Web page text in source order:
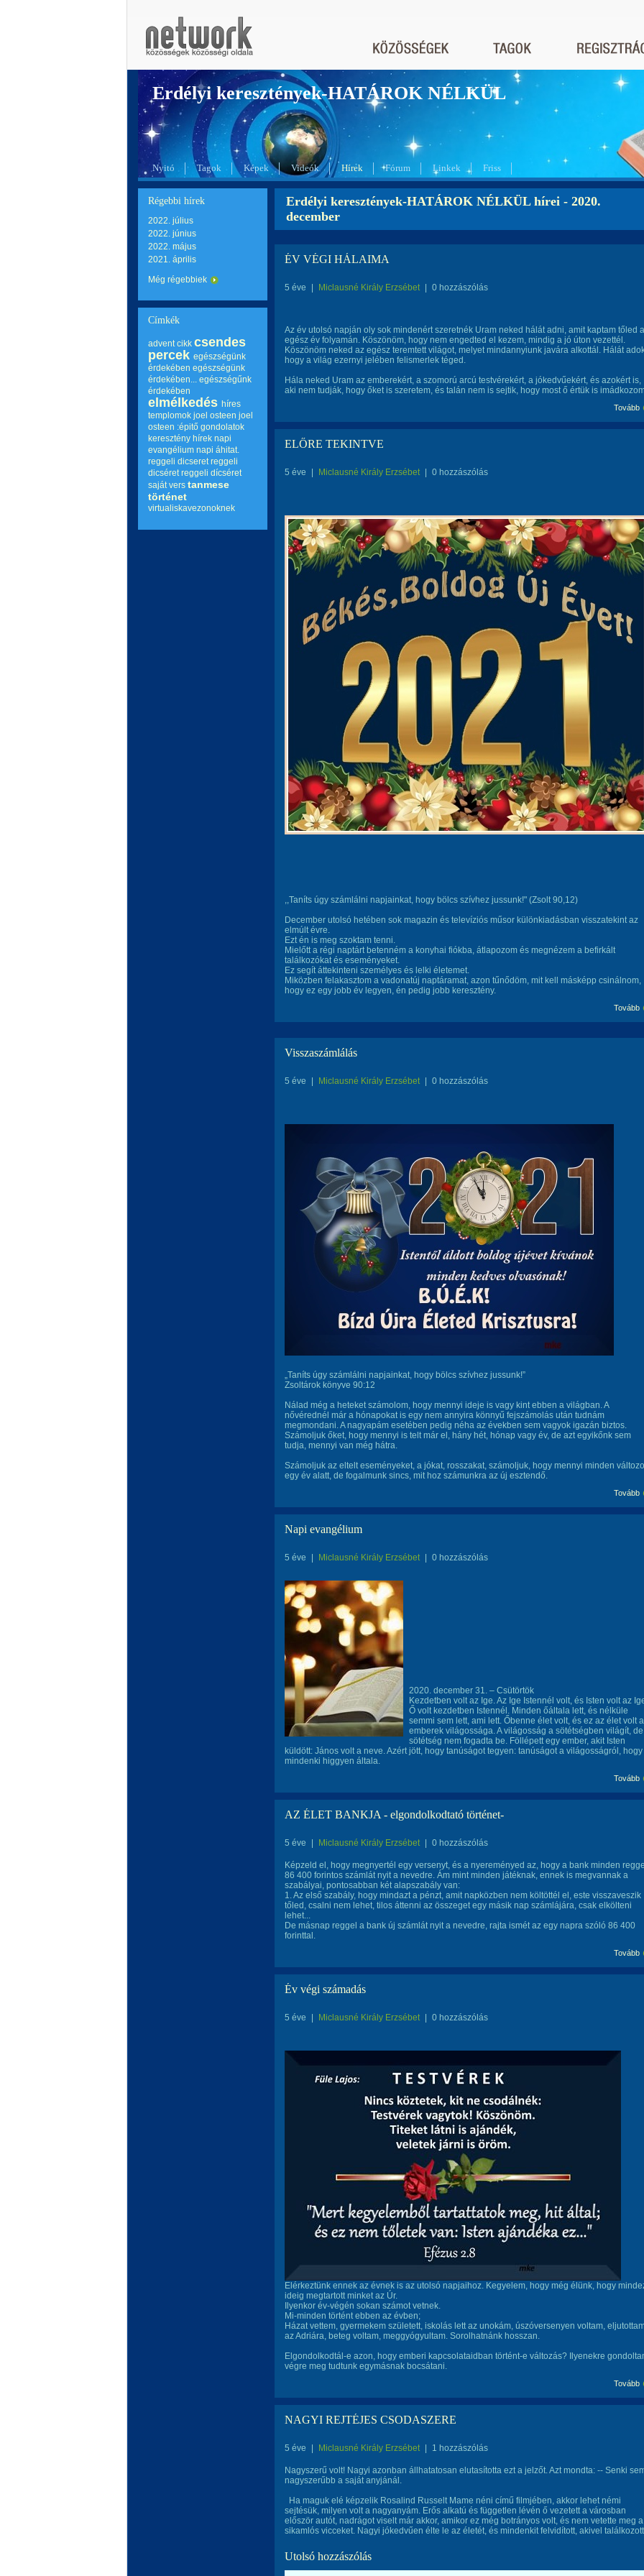
Erdélyi keresztények-HATÁROK NÉLKÜL
Nyitó Tagok Képek Videók Hírek Fórum Linkek Friss
Régebbi hírek
2022. július
2022. június
2022. május
2021. április
Még régebbiek
Címkék
advent cikk csendes
percek egészségünk
érdekében egészségünk
érdekében... egészségűnk
érdekében
elmélkedés híres
templomok joel osteen joel
osteen :épitő gondolatok
keresztény hírek napi
evangélium napi áhitat.
reggeli dicseret reggeli
dicséret reggeli dícséret
saját vers tanmese
történet
virtualiskavezonoknek
Erdélyi keresztények-HATÁROK NÉLKÜL hírei - 2020.
december
ÉV VÉGI HÁLAIMA
5 éve Miclausné Király Erzsébet 0 hozzászólás
Az év utolsó napján oly sok mindenért szeretnék Uram neked hálát adni, amit kaptam tőled
egész év folyamán. Köszönöm, hogy nem engedted el kezem, mindig a jó úton vezettél.
Köszönöm neked az egész teremtett világot, melyet mindannyiunk javára alkottál. Hálát
hogy a világ ezernyi jelében felismerlek téged.
Hála neked Uram az emberekért, a szomorú arcú testvérekért, a jókedvűekért, és azokért is,
aki nem tudják, hogy őket is szeretem, és talán nem is sejtik, hogy most ő értük is
Tovább
ELŐRE TEKINTVE
5 éve Miclausné Király Erzsébet 0 hozzászólás
,,Taníts úgy számlálni napjainkat, hogy bölcs szívhez jussunk!" (Zsolt 90,12)
December utolsó hetében sok magazin és televíziós műsor különkiadásban visszatekint az
elmúlt évre.
Ezt én is meg szoktam tenni.
Mielőtt a régi naptárt betenném a konyhai fiókba, átlapozom és megnézem a befirkált
találkozókat és eseményeket.
Ez segít áttekinteni személyes és lelki életemet.
Miközben felakasztom a vadonatúj naptáramat, azon tűnődöm, mit kell másképp csinálnom,
hogy ez egy jobb év legyen, én pedig jobb keresztény.
Tovább
Visszaszámlálás
5 éve Miclausné Király Erzsébet 0 hozzászólás
„Taníts úgy számlálni napjainkat, hogy bölcs szívhez jussunk!”
Zsoltárok könyve 90:12
Nálad még a heteket számolom, hogy mennyi ideje is vagy kint ebben a világban. A
nővérednél már a hónapokat is egy nem annyira könnyű fejszámolás után tudnám
megmondani. A nagyapám esetében pedig néha az években sem vagyok igazán biztos.
Számoljuk őket, hogy mennyi is telt már el, hány hét, hónap vagy év, de azt egyikőnk sem
tudja, mennyi van még hátra.
Számoljuk az eltelt eseményeket, a jókat, rosszakat, számoljuk, hogy mennyi minden
egy év alatt, de fogalmunk sincs, mit hoz számunkra az új esztendő.
Tovább
Napi evangélium
5 éve Miclausné Király Erzsébet 0 hozzászólás
2020. december 31. – Csütörtök
Kezdetben volt az Ige. Az Ige Istennél volt, és Isten volt az
Ő volt kezdetben Istennél. Minden őáltala lett, és nélküle
semmi sem lett, ami lett. Őbenne élet volt, és ez az élet volt
emberek világossága. A világosság a sötétségben világít,
sötétség nem fogadta be. Föllépett egy ember, akit Isten
küldött: János volt a neve. Azért jött, hogy tanúságot tegyen: tanúságot a világosságról, hogy
mindenki higgyen általa.
Tovább
AZ ÉLET BANKJA - elgondolkodtató történet-
5 éve Miclausné Király Erzsébet 0 hozzászólás
Képzeld el, hogy megnyertél egy versenyt, és a nyereményed az, hogy a bank minden reggel
86 400 forintos számlát nyit a nevedre. Ám mint minden játéknak, ennek is megvannak a
szabályai, pontosabban két alapszabály van:
1. Az első szabály, hogy mindazt a pénzt, amit napközben nem költöttél el, este visszaveszik
tőled, csalni nem lehet, tilos áttenni az összeget egy másik nap számlájára, csak elkölteni
lehet...
De másnap reggel a bank új számlát nyit a nevedre, rajta ismét az egy napra szóló 86 400
forinttal.
Tovább
Év végi számadás
5 éve Miclausné Király Erzsébet 0 hozzászólás
Elérkeztünk ennek az évnek is az utolsó napjaihoz. Kegyelem, hogy még élünk, hogy
ideig megtartott minket az Úr.
Ilyenkor év-végén sokan számot vetnek.
Mi-minden történt ebben az évben;
Házat vettem, gyermekem született, iskolás lett az unokám, úszóversenyen voltam,
az Adriára, beteg voltam, meggyógyultam. Sorolhatnánk hosszan.
Elgondolkodtál-e azon, hogy emberi kapcsolataidban történt-e változás? Ilyenekre
végre meg tudtunk egymásnak bocsátani.
Tovább
NAGYI REJTÉJES CSODASZERE
5 éve Miclausné Király Erzsébet 1 hozzászólás
Nagyszerű volt! Nagyi azonban állhatatosan elutasította ezt a jelzőt. Azt mondta: -- Senki
nagyszerűbb a saját anyjánál.
Ha maguk elé képzelik Rosalind Russelt Mame néni című filmjében, akkor lehet némi
sejtésük, milyen volt a nagyanyám. Erős alkatú és független lévén ő vezetett a városban
először autót, nadrágot viselt már akkor, amikor ez még botrányos volt, és nem vetette meg a
sikamlós vicceket. Nagyi jókedvűen élte le az életét, és mindenkit felvidított, akivel
Utolsó hozzászólás